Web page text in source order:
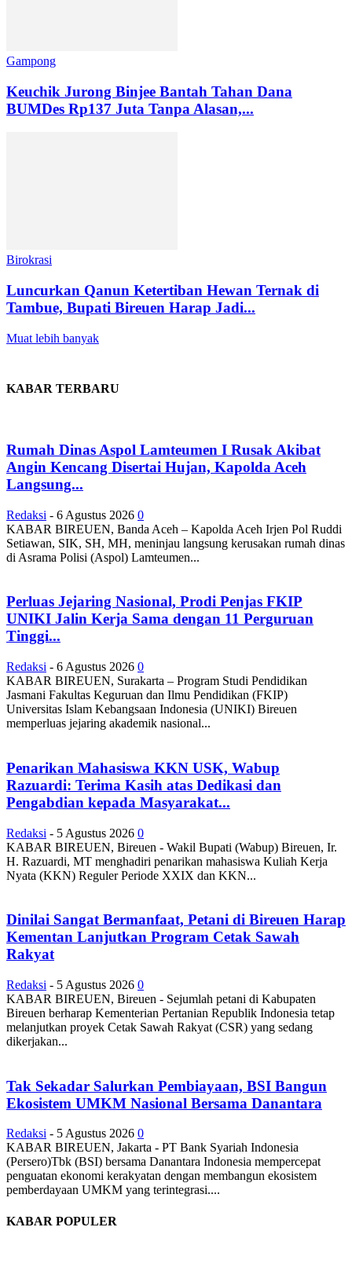
Gampong
Keuchik Jurong Binjee Bantah Tahan Dana
BUMDes Rp137 Juta Tanpa Alasan,...
Birokrasi
Luncurkan Qanun Ketertiban Hewan Ternak di
Tambue, Bupati Bireuen Harap Jadi...
Muat lebih banyak
KABAR TERBARU
Rumah Dinas Aspol Lamteumen I Rusak Akibat
Angin Kencang Disertai Hujan, Kapolda Aceh
Langsung...
Redaksi - 6 Agustus 2026 0
KABAR BIREUEN, Banda Aceh – Kapolda Aceh Irjen Pol Ruddi
Setiawan, SIK, SH, MH, meninjau langsung kerusakan rumah dinas
di Asrama Polisi (Aspol) Lamteumen...
Perluas Jejaring Nasional, Prodi Penjas FKIP
UNIKI Jalin Kerja Sama dengan 11 Perguruan
Tinggi...
Redaksi - 6 Agustus 2026 0
KABAR BIREUEN, Surakarta – Program Studi Pendidikan
Jasmani Fakultas Keguruan dan Ilmu Pendidikan (FKIP)
Universitas Islam Kebangsaan Indonesia (UNIKI) Bireuen
memperluas jejaring akademik nasional...
Penarikan Mahasiswa KKN USK, Wabup
Razuardi: Terima Kasih atas Dedikasi dan
Pengabdian kepada Masyarakat...
Redaksi - 5 Agustus 2026 0
KABAR BIREUEN, Bireuen - Wakil Bupati (Wabup) Bireuen, Ir.
H. Razuardi, MT menghadiri penarikan mahasiswa Kuliah Kerja
Nyata (KKN) Reguler Periode XXIX dan KKN...
Dinilai Sangat Bermanfaat, Petani di Bireuen Harap
Kementan Lanjutkan Program Cetak Sawah
Rakyat
Redaksi - 5 Agustus 2026 0
KABAR BIREUEN, Bireuen - Sejumlah petani di Kabupaten
Bireuen berharap Kementerian Pertanian Republik Indonesia tetap
melanjutkan proyek Cetak Sawah Rakyat (CSR) yang sedang
dikerjakan...
Tak Sekadar Salurkan Pembiayaan, BSI Bangun
Ekosistem UMKM Nasional Bersama Danantara
Redaksi - 5 Agustus 2026 0
KABAR BIREUEN, Jakarta - PT Bank Syariah Indonesia
(Persero)Tbk (BSI) bersama Danantara Indonesia mempercepat
penguatan ekonomi kerakyatan dengan membangun ekosistem
pemberdayaan UMKM yang terintegrasi....
KABAR POPULER